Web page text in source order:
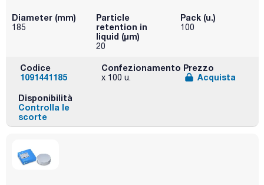
Diameter (mm)
185
Particle
retention in
liquid (μm)
20
Pack (u.)
100
Codice
1091441185
Confezionamento
x 100 u.
Prezzo
Acquista
Disponibilità
Controlla le
scorte